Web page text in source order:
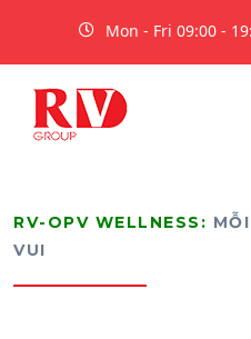
Mon - Fri 09:00 -
RV-OPV WELLNESS:
VUI